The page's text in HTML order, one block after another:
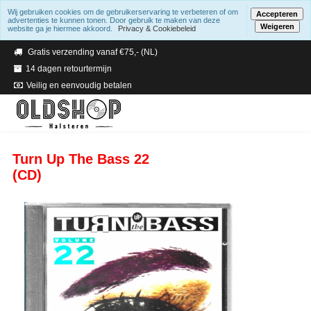
Verzending binnen 2 a 3 werkdagen
Gratis verzending vanaf €75,- (NL)
14 dagen retourtermijn
Veilig en eenvoudig betalen
Turn Up The Bass 22
(CD)
Wij gebruiken cookies om de gebruikerservaring te verbeteren of om
advertenties te kunnen tonen. Door gebruik te maken van deze
website ga je hiermee akkoord.
Privacy & Cookiebeleid
Accepteren
Weigeren